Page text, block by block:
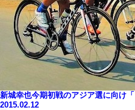
新城幸也今期初戦のアジア選に向け
2015.02.12